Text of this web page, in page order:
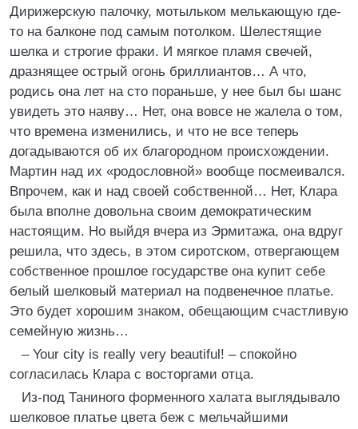
Дирижерскую палочку, мотыльком мелькающую где-
то на балконе под самым потолком. Шелестящие
шелка и строгие фраки. И мягкое пламя свечей,
дразнящее острый огонь бриллиантов… А что,
родись она лет на сто пораньше, у нее был бы шанс
увидеть это наяву… Нет, она вовсе не жалела о том,
что времена изменились, и что не все теперь
догадываются об их благородном происхождении.
Мартин над их «родословной» вообще посмеивался.
Впрочем, как и над своей собственной… Нет, Клара
была вполне довольна своим демократическим
настоящим. Но выйдя вчера из Эрмитажа, она вдруг
решила, что здесь, в этом сиротском, отвергающем
собственное прошлое государстве она купит себе
белый шелковый материал на подвенечное платье.
Это будет хорошим знаком, обещающим счастливую
семейную жизнь…
– Your city is really very beautiful! – спокойно
согласилась Клара с восторгами отца.
Из-под Таниного форменного халата выглядывало
шелковое платье цвета беж с мельчайшими